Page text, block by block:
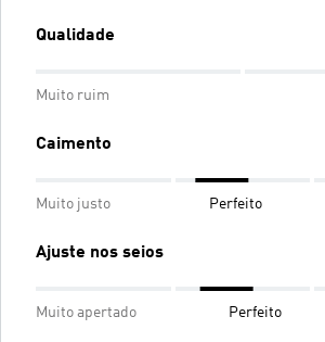
Qualidade
Muito ruim
Caimento
Muito justo Perfeito
Ajuste nos seios
Muito apertado Perfeito